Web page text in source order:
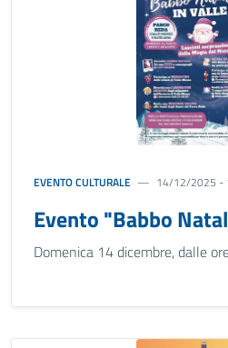
EVENTO CULTURALE 14/12/2025 -
Evento "Babbo
Domenica 14 dicembre, dalle